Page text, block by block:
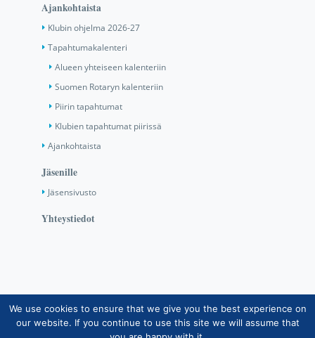
Ajankohtaista
Klubin ohjelma 2026-27
Tapahtumakalenteri
Alueen yhteiseen kalenteriin
Suomen Rotaryn kalenteriin
Piirin tapahtumat
Klubien tapahtumat piirissä
Ajankohtaista
Jäsenille
Jäsensivusto
Yhteystiedot
Copyright © Suomen Rotarypalvelu ry 2026 |
Jäsentietojärjestelmän tietosuojaseloste| Henkilötietojen
We use cookies to ensure that we give you the best experience on
our website. If you continue to use this site we will assume that